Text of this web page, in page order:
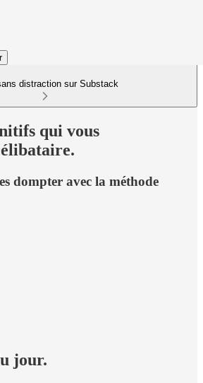
distraction sur Substack
qui vous
dompter avec la méthode
jour.